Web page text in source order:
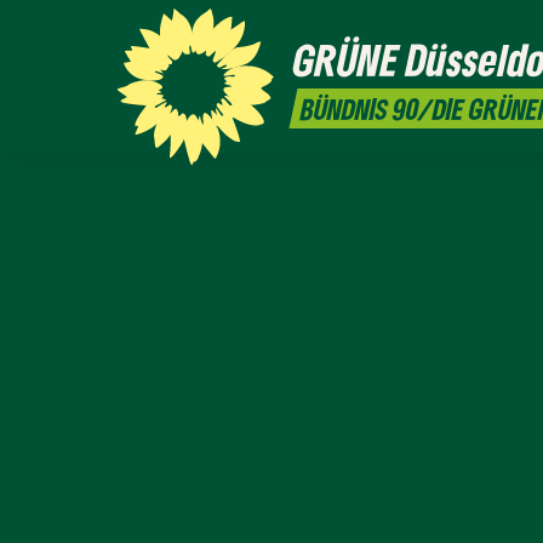
GRÜNE
BÜNDNIS 90/DIE